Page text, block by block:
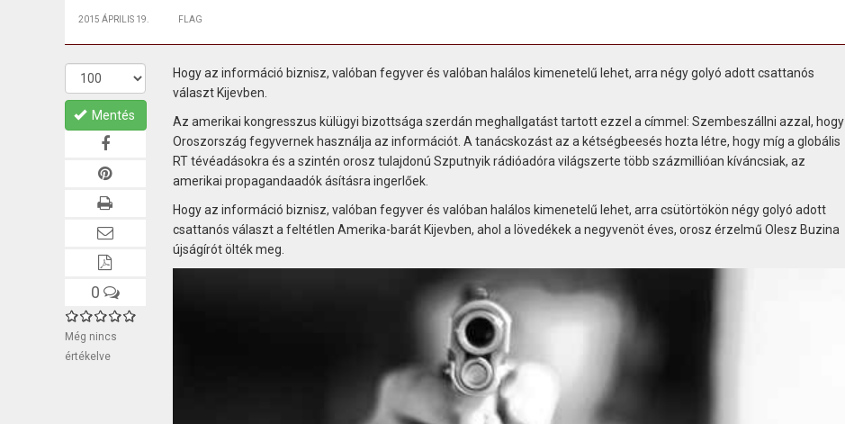
2015 ÁPRILIS 19. FLAG
Mentés
0
Még nincs
értékelve
Hogy az információ biznisz, valóban fegyver és valóban halálos kimenetelű lehet, arra négy golyó adott csattanós
választ Kijevben.
Az amerikai kongresszus külügyi bizottsága szerdán meghallgatást tartott ezzel a címmel: Szembeszállni azzal, hogy
Oroszország fegyvernek használja az információt. A tanácskozást az a kétségbeesés hozta létre, hogy míg a globális
RT tévéadásokra és a szintén orosz tulajdonú Szputnyik rádióadóra világszerte több százmillióan kíváncsiak, az
amerikai propagandaadók ásításra ingerlőek.
Hogy az információ biznisz, valóban fegyver és valóban halálos kimenetelű lehet, arra csütörtökön négy golyó adott
csattanós választ a feltétlen Amerika-barát Kijevben, ahol a lövedékek a negyvenöt éves, orosz érzelmű Olesz Buzina
újságírót ölték meg.